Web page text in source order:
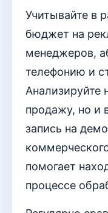
Учитывайте в
бюджет на
менеджеров,
телефонию и
Анализируйте
продажу, но и
запись на
помогает
процессе